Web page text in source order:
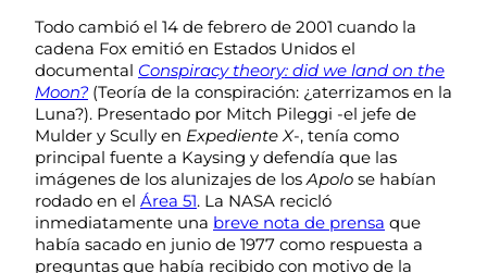
Todo cambió el 14 de febrero de 2001 cuando la
cadena Fox emitió en Estados Unidos el
documental Conspiracy theory: did we land on the
Moon?(Teoría de la conspiración: ¿aterrizamos en la
Luna?). Presentado por Mitch Pileggi -el jefe de
Mulder y Scully en Expediente X-, tenía como
principal fuente a Kaysing y defendía que las
imágenes de los alunizajes de losApolo se habían
rodado en el Área 51. La NASA recicló
inmediatamente una breve nota de prensa que
había sacado en junio de 1977 como respuesta a
preguntas que había recibido con motivo de la